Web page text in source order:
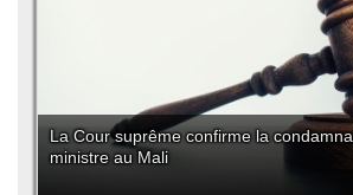
La Cour suprême confirme la
ministre au Mali